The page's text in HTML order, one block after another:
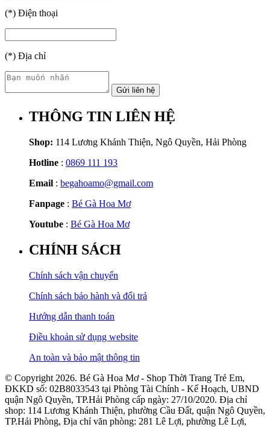
(*) Điện thoại
(*) Địa chỉ
THÔNG TIN LIÊN HỆ
Shop: 114 Lương Khánh Thiện, Ngô Quyền, Hải Phòng
Hotline : 0869 111 193
Email : begahoamo@gmail.com
Fanpage : Bé Gà Hoa Mơ
Youtube : Bé Gà Hoa Mơ
CHÍNH SÁCH
Chính sách vận chuyển
Chính sách bảo hành và đổi trả
Hướng dẫn thanh toán
Điều khoản sử dụng website
An toàn và bảo mật thông tin
© Copyright 2026. Bé Gà Hoa Mơ - Shop Thời Trang Trẻ Em,
ĐKKD số: 02B8033543 tại Phòng Tài Chính - Kế Hoạch, UBND
quận Ngô Quyền, TP.Hải Phòng cấp ngày: 27/10/2020. Địa chỉ
shop: 114 Lương Khánh Thiện, phường Cầu Đất, quận Ngô Quyền,
TP.Hải Phòng, Địa chỉ văn phòng: 281 Lê Lợi, phường Lê Lợi,